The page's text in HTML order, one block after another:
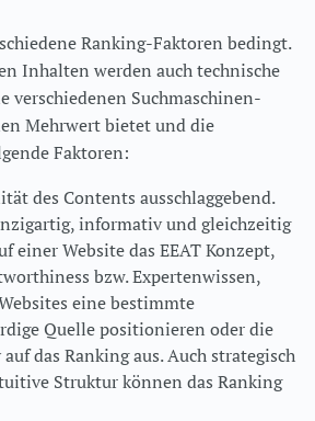
Ranking-Faktoren bedingt.
Inhalten werden auch technische
verschiedenen Suchmaschinen-
Mehrwert bietet und die
Faktoren:
des Contents ausschlaggebend.
informativ und gleichzeitig
einer Website das EEAT Konzept,
bzw. Expertenwissen,
eine bestimmte
Quelle positionieren oder die
das Ranking aus. Auch strategisch
Struktur können das Ranking